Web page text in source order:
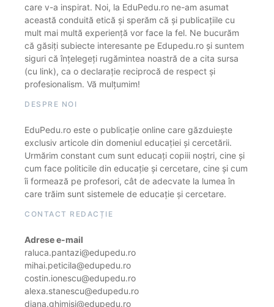
care v-a inspirat. Noi, la EduPedu.ro ne-am asumat
această conduită etică și sperăm că și publicațiile cu
mult mai multă experiență vor face la fel. Ne bucurăm
că găsiți subiecte interesante pe Edupedu.ro și suntem
siguri că înțelegeți rugămintea noastră de a cita sursa
(cu link), ca o declarație reciprocă de respect și
profesionalism. Vă mulțumim!
DESPRE NOI
EduPedu.ro este o publicație online care găzduiește
exclusiv articole din domeniul educației și cercetării.
Urmărim constant cum sunt educați copiii noștri, cine și
cum face politicile din educație și cercetare, cine și cum
îi formează pe profesori, cât de adecvate la lumea în
care trăim sunt sistemele de educație și cercetare.
CONTACT REDACȚIE
Adrese e-mail
raluca.pantazi@edupedu.ro
mihai.peticila@edupedu.ro
costin.ionescu@edupedu.ro
alexa.stanescu@edupedu.ro
diana.ghimisi@edupedu.ro